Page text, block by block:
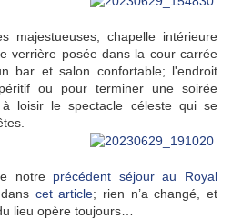
majestueuses, chapelle intérieure
verrière posée dans la cour carrée
bar et salon confortable; l'endroit
ou pour terminer une soirée
loisir le spectacle céleste qui se
notre précédent séjour au Royal
dans cet article; rien n’a changé, et
lieu opère toujours…